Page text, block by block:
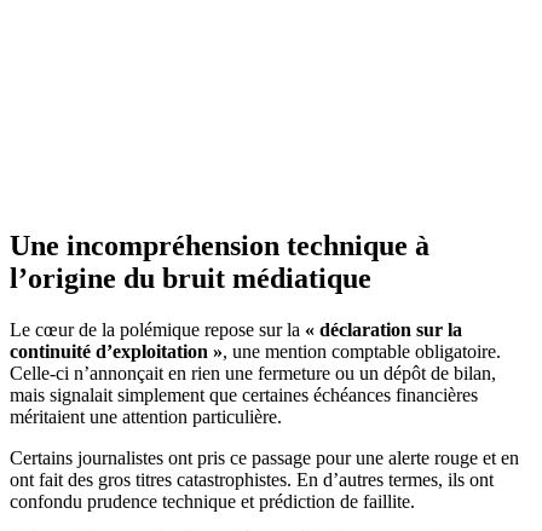
Une incompréhension technique à
l’origine du bruit médiatique
Le cœur de la polémique repose sur la « déclaration sur la
continuité d’exploitation », une mention comptable obligatoire.
Celle-ci n’annonçait en rien une fermeture ou un dépôt de bilan,
mais signalait simplement que certaines échéances financières
méritaient une attention particulière.
Certains journalistes ont pris ce passage pour une alerte rouge et en
ont fait des gros titres catastrophistes. En d’autres termes, ils ont
confondu prudence technique et prédiction de faillite.